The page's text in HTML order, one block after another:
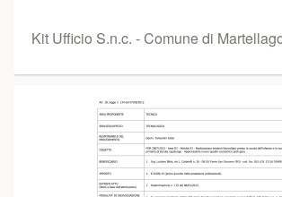
Kit Ufficio S.n.c. - Comune di